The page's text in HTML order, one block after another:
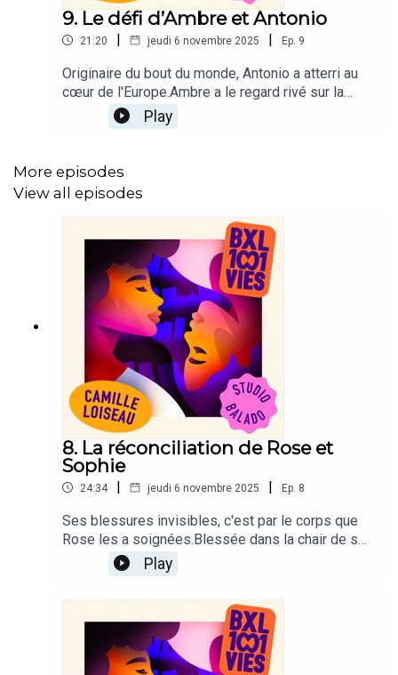
9. Le défi d’Ambre et Antonio
21:20 | jeudi 6 novembre 2025 | Ep. 9
Originaire du bout du monde, Antonio a atterri au
cœur de l'Europe.Ambre a le regard rivé sur la
médaille d’or. Mais c'est la force de ses racines
qui la mènera au sommet.BXL 1001 VIES est un
BaladoIdée originale : Camille LoiseauRéalisation
: Michel-Ange VintiGénérique original et mixage :
David FedermannDirection de casting : Caroline
RenaudièreProduction : Michel-Ange Vinti et
Julien Barbier, assistés de Chayma
HajjiIllustration : Patrick Croes
Play
More episodes
View all episodes
8. La réconciliation de Rose et
Sophie
24:34 | jeudi 6 novembre 2025 | Ep. 8
Ses blessures invisibles, c'est par le corps que
Rose les a soignées.Blessée dans la chair de sa
chair, Sophie retrouve la beauté dans un lien
d'amitié inespéré.BXL 1001 VIES est un podcast
BaladoIdée originale : Camille LoiseauRéalisation
: Michel-Ange VintiGénérique original et mixage :
David FedermannDirection de casting : Caroline
RenaudièreProduction : Michel-Ange Vinti et
Play